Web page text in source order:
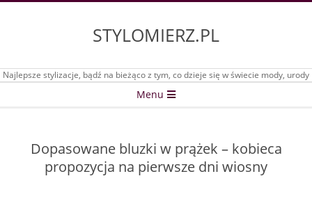
STYLOMIERZ.PL
Najlepsze stylizacje, bądź na bieżąco z tym, co dzieje się w świecie mody, urody
Menu
Dopasowane bluzki w prążek – kobieca
propozycja na pierwsze dni wiosny